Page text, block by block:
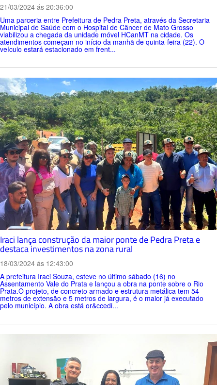
21/03/2024 ás 20:36:00
Uma parceria entre Prefeitura de Pedra Preta, através da Secretaria
Municipal de Saúde com o Hospital de Câncer de Mato Grosso
viabilizou a chegada da unidade móvel HCanMT na cidade. Os
atendimentos começam no início da manhã de quinta-feira (22). O
veículo estará estacionado em frent...
Iraci lança construção da maior ponte de Pedra Preta e
destaca investimentos na zona rural
18/03/2024 ás 12:43:00
A prefeitura Iraci Souza, esteve no último sábado (16) no
Assentamento Vale do Prata e lançou a obra na ponte sobre o Rio
Prata.O projeto, de concreto armado e estrutura metálica tem 54
metros de extensão e 5 metros de largura, é o maior já executado
pelo município. A obra está or&ccedi...